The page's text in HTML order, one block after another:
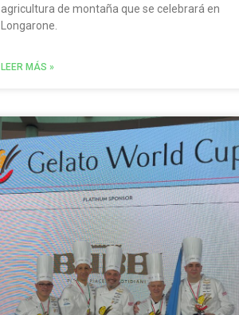
agricultura de montaña que se celebrará en
Longarone.
LEER MÁS »